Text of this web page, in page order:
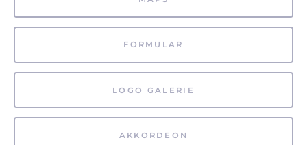
FORMULAR
LOGO GALERIE
AKKORDEON